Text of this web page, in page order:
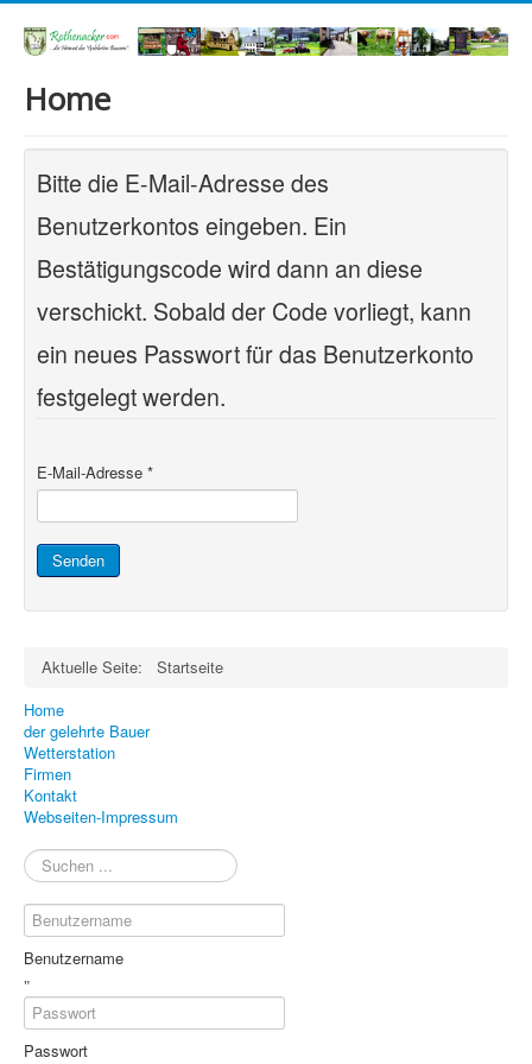
Home
Bitte die E-Mail-Adresse des
Benutzerkontos eingeben. Ein
Bestätigungscode wird dann an diese
verschickt. Sobald der Code vorliegt, kann
ein neues Passwort für das Benutzerkonto
festgelegt werden.
E-Mail-Adresse *
Senden
Aktuelle Seite:
Startseite
Home
der gelehrte Bauer
Wetterstation
Firmen
Kontakt
Webseiten-Impressum
Suchen
...
Benutzername
Passwort